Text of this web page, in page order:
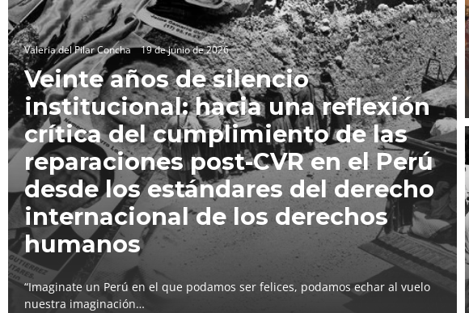
Valeria del Pilar Concha 19 de junio de 2026
Veinte años de silencio
institucional: hacia una reflexión
crítica del cumplimiento de las
reparaciones post-CVR en el Perú
desde los estándares del derecho
internacional de los derechos
humanos
“Imaginate un Perú en el que podamos ser felices, podamos echar al vuelo
nuestra imaginación…